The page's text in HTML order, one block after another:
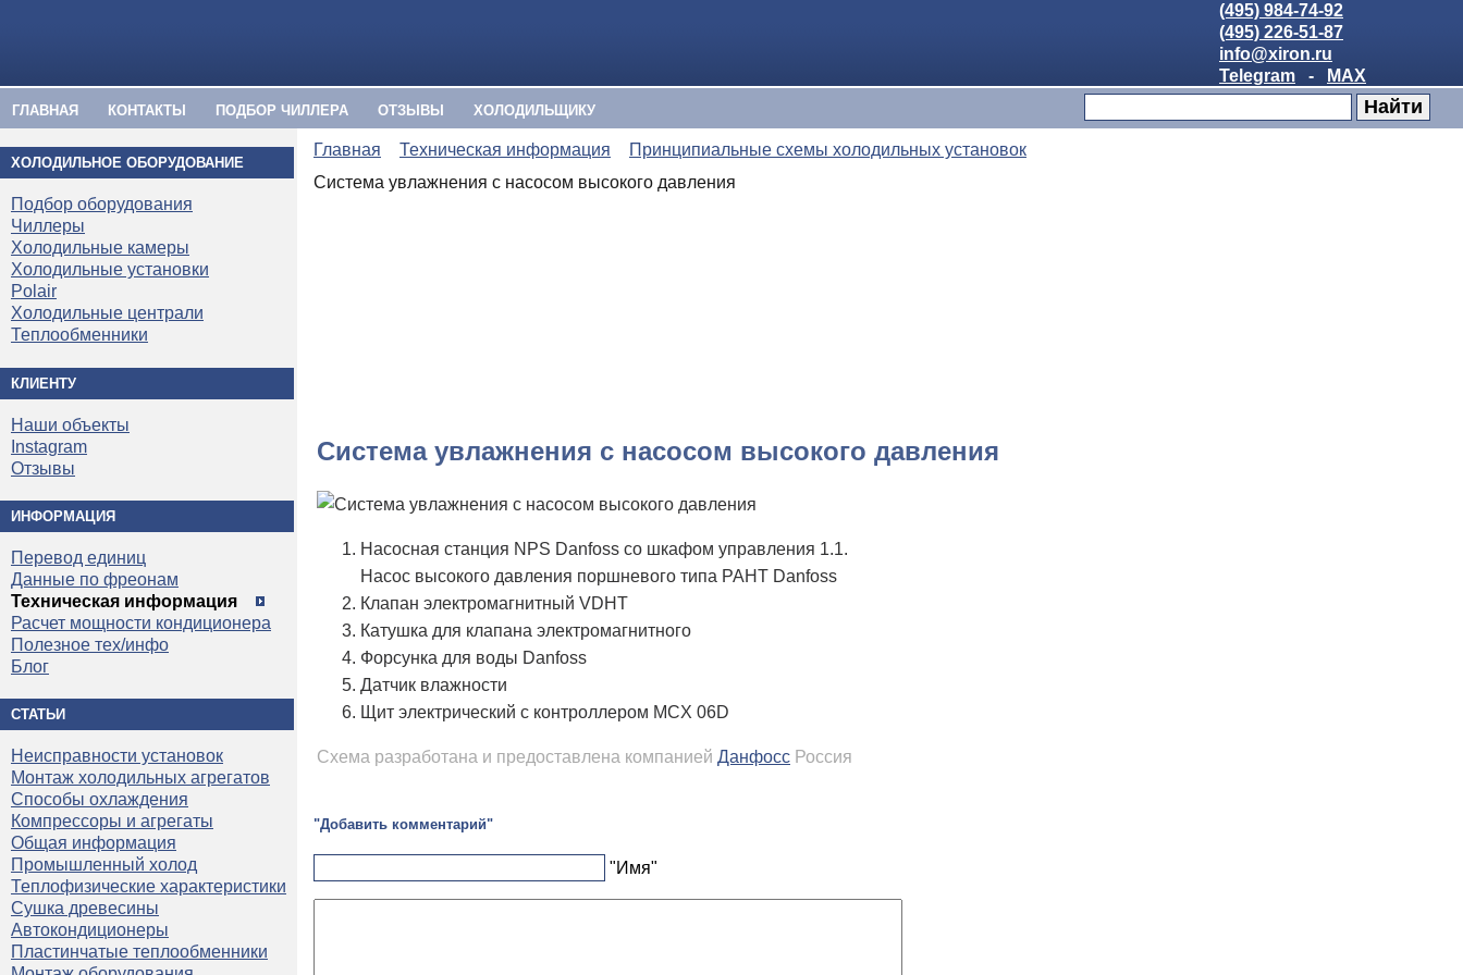
(495) 984-74-92
(495) 226-51-87
info@xiron.ru
Telegram
- MAX
ГЛАВНАЯ КОНТАКТЫ ПОДБОР ЧИЛЛЕРА ОТЗЫВЫ ХОЛОДИЛЬЩИКУ
ХОЛОДИЛЬНОЕ ОБОРУДОВАНИЕ
Подбор оборудования
Чиллеры
Холодильные камеры
Холодильные установки
Polair
Холодильные централи
Теплообменники
КЛИЕНТУ
Наши объекты
Instagram
Отзывы
ИНФОРМАЦИЯ
Перевод единиц
Данные по фреонам
Техническая информация
Расчет мощности кондиционера
Полезное тех/инфо
Блог
СТАТЬИ
Неисправности установок
Монтаж холодильных агрегатов
Способы охлаждения
Компрессоры и агрегаты
Общая информация
Промышленный холод
Теплофизические характеристики
Сушка древесины
Автокондиционеры
Пластинчатые теплообменники
Главная Техническая информация
Принципиальные схемы холодильных установок
Система увлажнения с насосом высокого давления
Система увлажнения с насосом высокого давления
Насосная станция NPS Danfoss со шкафом управления 1.1.
Насос высокого давления поршневого типа PAHT Danfoss
Клапан электромагнитный VDHT
Катушка для клапана электромагнитного
Форсунка для воды Danfoss
Датчик влажности
Щит электрический с контроллером MCX 06D
Схема разработана и предоставлена компанией Данфосс Россия
"Добавить комментарий"
"Имя"